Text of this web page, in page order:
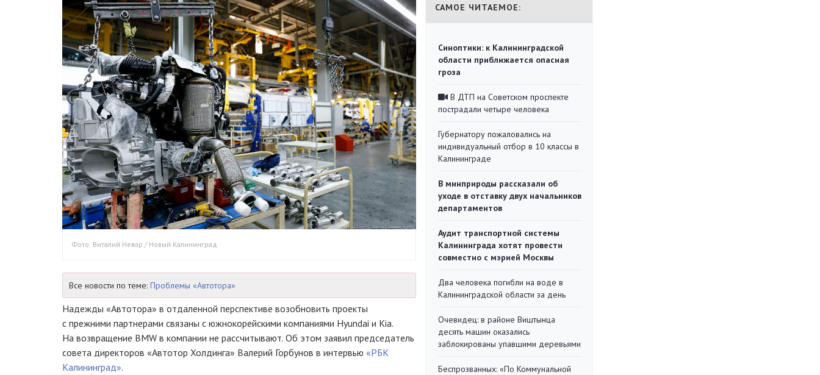
Фото: Виталий Невар / Новый Калининград
Все новости по теме: Проблемы «Автотора»
Надежды «Автотора» в отдаленной перспективе возобновить проекты
с прежними партнерами связаны с южнокорейскими компаниями Hyundai и Kia.
На возвращение BMW в компании не рассчитывают. Об этом заявил председатель
совета директоров «Автотор Холдинга» Валерий Горбунов в интервью «РБК
Калининград».
САМОЕ ЧИТАЕМОЕ:
Синоптики: к Калининградской
области приближается опасная
гроза
В ДТП на Советском проспекте
пострадали четыре человека
Губернатору пожаловались на
индивидуальный отбор в 10 классы в
Калининграде
В минприроды рассказали об
уходе в отставку двух начальников
департаментов
Аудит транспортной системы
Калининграда хотят провести
совместно с мэрией Москвы
Два человека погибли на воде в
Калининградской области за день
Очевидец: в районе Виштынца
десять машин оказались
заблокированы упавшими деревьями
Беспрозванных: «По Коммунальной